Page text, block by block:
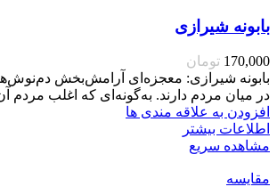
بابونه شیرازی
170,000 تومان
بابونه شیرازی: معجزه‌ای آرامش‌بخش دم‌نوش‌ها
در میان مردم دارند. به‌گونه‌ای که اغلب مردم
افزودن به علاقه مندی ها
اطلاعات بیشتر
مشاهده سریع
مقایسه